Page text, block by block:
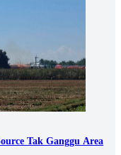
Tak Ganggu Area